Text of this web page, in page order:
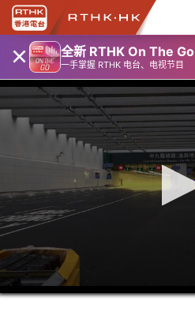
× 全新 RTHK On The Go
一手掌握 RTHK 电台、电视节目
0
seconds